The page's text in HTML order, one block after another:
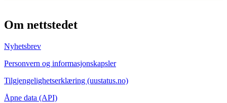
Om nettstedet
Nyhetsbrev
Personvern og informasjonskapsler
Tilgjengelighetserklæring (uustatus.no)
Åpne data (API)